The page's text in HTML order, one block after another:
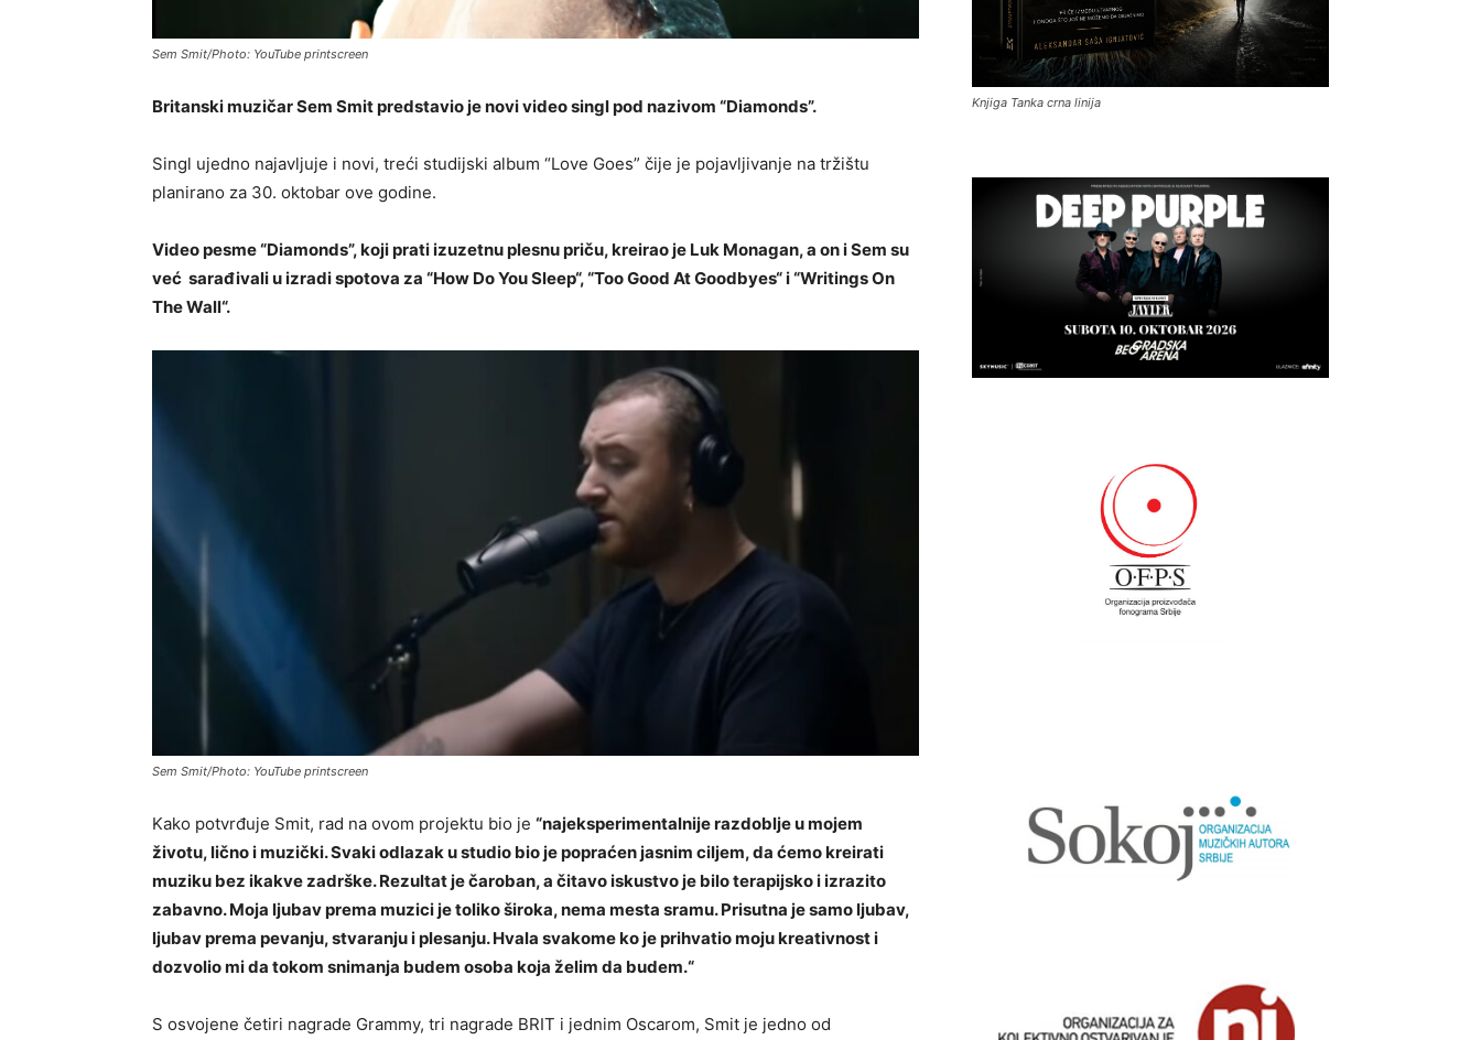
Sem Smit/Photo: YouTube printscreen
Britanski muzičar Sem Smit predstavio je novi video singl pod nazivom “Diamonds”.
Singl ujedno najavljuje i novi, treći studijski album “Love Goes” čije je pojavljivanje na tržištu
planirano za 30. oktobar ove godine.
Video pesme “Diamonds”, koji prati izuzetnu plesnu priču, kreirao je Luk Monagan, a on i Sem su
već sarađivali u izradi spotova za “How Do You Sleep“, “Too Good At Goodbyes“ i “Writings On
The Wall“.
Sem Smit/Photo: YouTube printscreen
Kako potvrđuje Smit, rad na ovom projektu bio je “najeksperimentalnije razdoblje u mojem
životu, lično i muzički. Svaki odlazak u studio bio je popraćen jasnim ciljem, da ćemo kreirati
muziku bez ikakve zadrške. Rezultat je čaroban, a čitavo iskustvo je bilo terapijsko i izrazito
zabavno. Moja ljubav prema muzici je toliko široka, nema mesta sramu. Prisutna je samo ljubav,
ljubav prema pevanju, stvaranju i plesanju. Hvala svakome ko je prihvatio moju kreativnost i
dozvolio mi da tokom snimanja budem osoba koja želim da budem.“
S osvojene četiri nagrade Grammy, tri nagrade BRIT i jednim Oscarom, Smit je jedno od
Knjiga Tanka crna linija